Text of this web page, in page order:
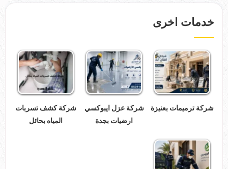
خدمات اخرى
شركة ترميمات بعنيزة
شركة عزل ايبوكسي
ارضيات بجدة
شركة كشف تسربات
المياه بحائل